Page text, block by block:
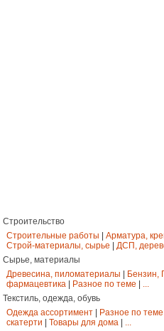
Строительство
Строительные работы
Арматура,
Строй-материалы, сырье
ДСП,
Сырье, материалы
Древесина, пиломатериалы
Бензин,
фармацевтика
Разное по теме
...
Текстиль, одежда, обувь
Одежда ассортимент
Разное по теме
скатерти
Товары для дома ...